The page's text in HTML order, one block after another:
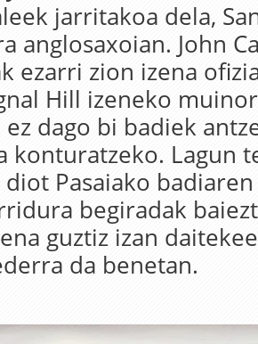
jarritakoa dela,
anglosaxoian. John
ezarri zion izena
Hill izeneko
dago bi badiek
konturatzeko. Lagun
Pasaiako
begiradak
guztiz izan
da benetan.